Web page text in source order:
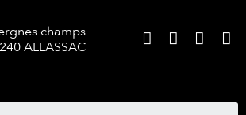
champs
ALLASSAC